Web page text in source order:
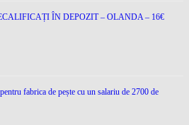
ÎN DEPOZIT – OLANDA – 16€
fabrica de pește cu un salariu de 2700 de